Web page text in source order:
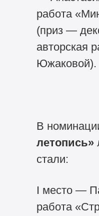
работа
(приз —
авторская
Южаковой).
В
летопись»
стали:
I место —
работа